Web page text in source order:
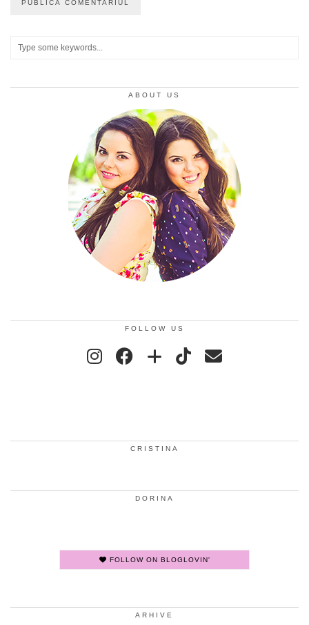
ABOUT US
FOLLOW US
CRISTINA
DORINA
FOLLOW ON BLOGLOVIN'
ARHIVE